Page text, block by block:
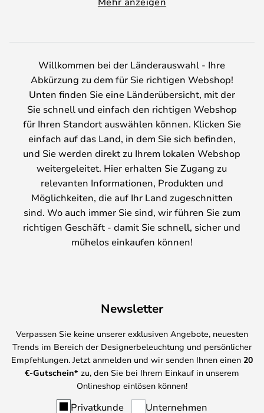
Willkommen bei der Länderauswahl - Ihre
Abkürzung zu dem für Sie richtigen Webshop!
Unten finden Sie eine Länderübersicht, mit der
Sie schnell und einfach den richtigen Webshop
für Ihren Standort auswählen können. Klicken Sie
einfach auf das Land, in dem Sie sich befinden,
und Sie werden direkt zu Ihrem lokalen Webshop
weitergeleitet. Hier erhalten Sie Zugang zu
relevanten Informationen, Produkten und
Möglichkeiten, die auf Ihr Land zugeschnitten
sind. Wo auch immer Sie sind, wir führen Sie zum
richtigen Geschäft - damit Sie schnell, sicher und
mühelos einkaufen können!
Newsletter
Verpassen Sie keine unserer exklusiven Angebote, neuesten
Trends im Bereich der Designerbeleuchtung und persönlicher
Empfehlungen. Jetzt anmelden und wir senden Ihnen einen 20
€-Gutschein* zu, den Sie bei Ihrem Einkauf in unserem
Onlineshop einlösen können!
Privatkunde Unternehmen